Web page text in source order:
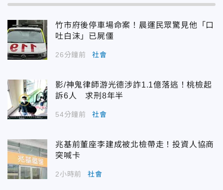
竹市府後停車場命案！晨運民眾驚見他「口
吐白沫」已屍僵
26分鐘前 社會
影/神鬼律師游光德涉詐1.1億落逃！桃檢起
訴6人 求刑8年半
54分鐘前 社會
兆基前董座李建成被北檢帶走！投資人協商
突喊卡
2小時前 社會